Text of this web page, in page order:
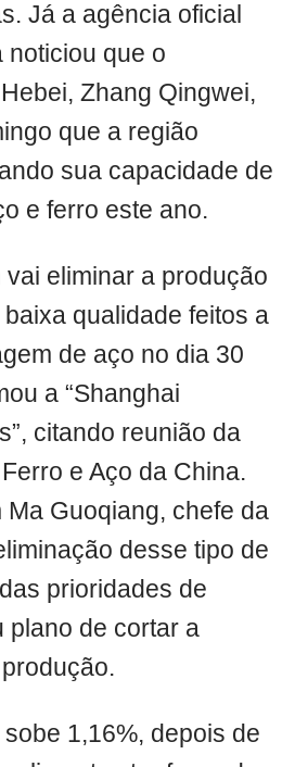
Já a agência oficial
noticiou que o
Zhang Qingwei,
que a região
sua capacidade de
e ferro este ano.
eliminar a produção
qualidade feitos a
de aço no dia 30
a “Shanghai
citando reunião da
e Aço da China.
Ma Guoqiang, chefe da
desse tipo de
prioridades de
plano de cortar a
1,16%, depois de